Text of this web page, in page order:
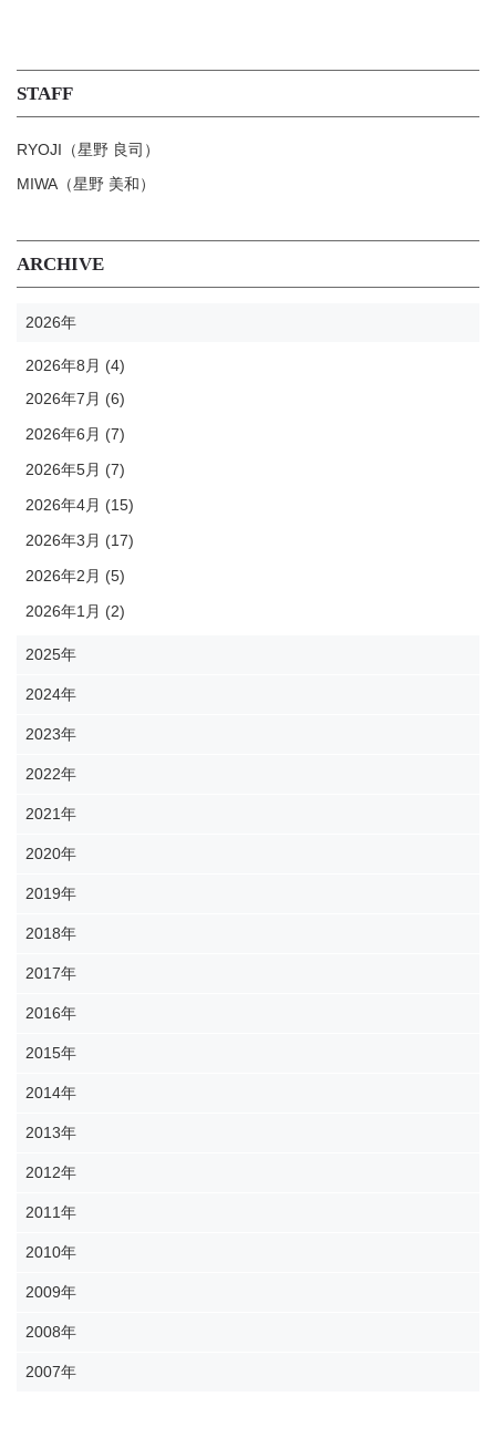
STAFF
RYOJI（星野 良司）
MIWA（星野 美和）
ARCHIVE
2026年
2026年8月 (4)
2026年7月 (6)
2026年6月 (7)
2026年5月 (7)
2026年4月 (15)
2026年3月 (17)
2026年2月 (5)
2026年1月 (2)
2025年
2024年
2023年
2022年
2021年
2020年
2019年
2018年
2017年
2016年
2015年
2014年
2013年
2012年
2011年
2010年
2009年
2008年
2007年